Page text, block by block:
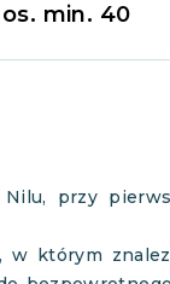
min. 40
przy
którym